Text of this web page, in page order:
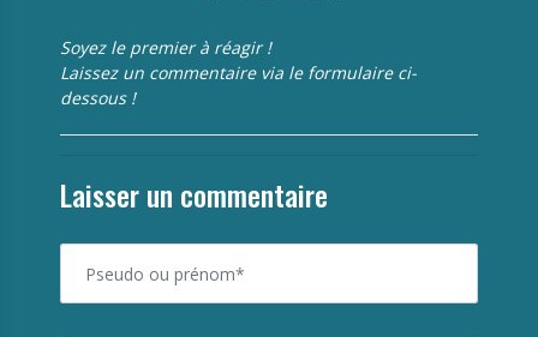
Soyez le premier à réagir !
Laissez un commentaire via le formulaire ci-
dessous !
Laisser un commentaire